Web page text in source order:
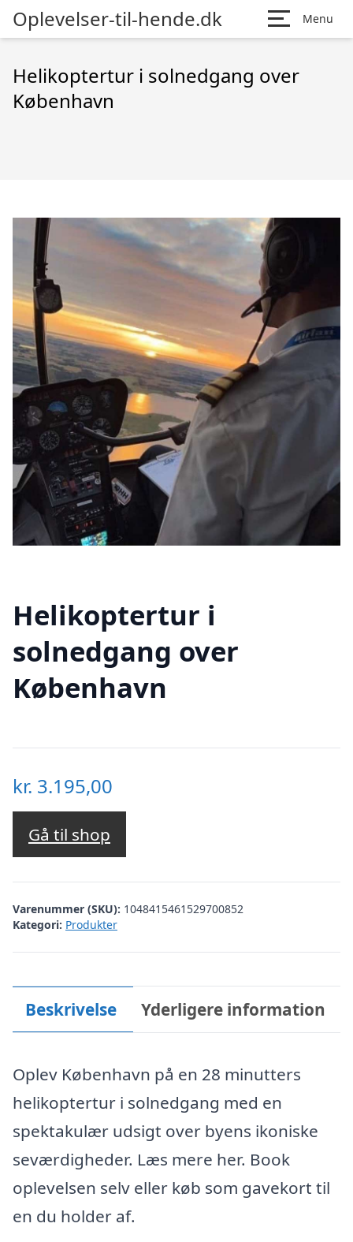
Oplevelser-til-hende.dk Menu
Helikoptertur i solnedgang over
København
Helikoptertur i
solnedgang over
København
kr. 3.195,00
Gå til shop
Varenummer (SKU): 1048415461529700852
Kategori: Produkter
Beskrivelse Yderligere information
Oplev København på en 28 minutters
helikoptertur i solnedgang med en
spektakulær udsigt over byens ikoniske
seværdigheder. Læs mere her. Book
oplevelsen selv eller køb som gavekort til
en du holder af.